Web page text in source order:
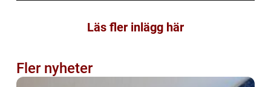
Läs fler inlägg här
Fler nyheter